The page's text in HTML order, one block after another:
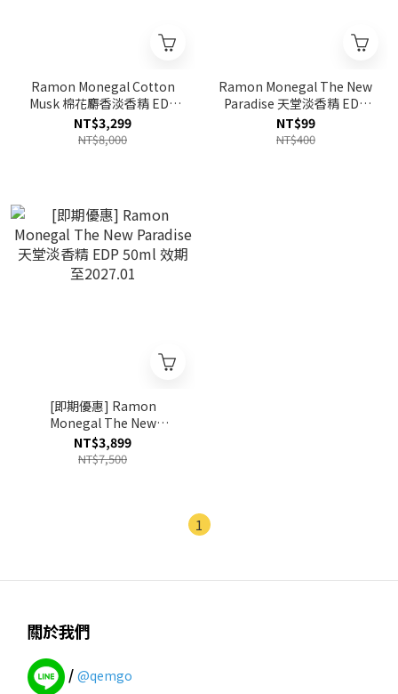
Ramon Monegal Cotton
Musk 棉花麝香淡香精 EDP
100ml
NT$3,299
NT$8,000
Ramon Monegal The New
Paradise 天堂淡香精 EDP
2ml
NT$99
NT$400
[即期優惠] Ramon
Monegal The New
Paradise 天堂淡香精 EDP
50ml 效期至2027.01
NT$3,899
NT$7,500
1
關於我們
/ @qemgo